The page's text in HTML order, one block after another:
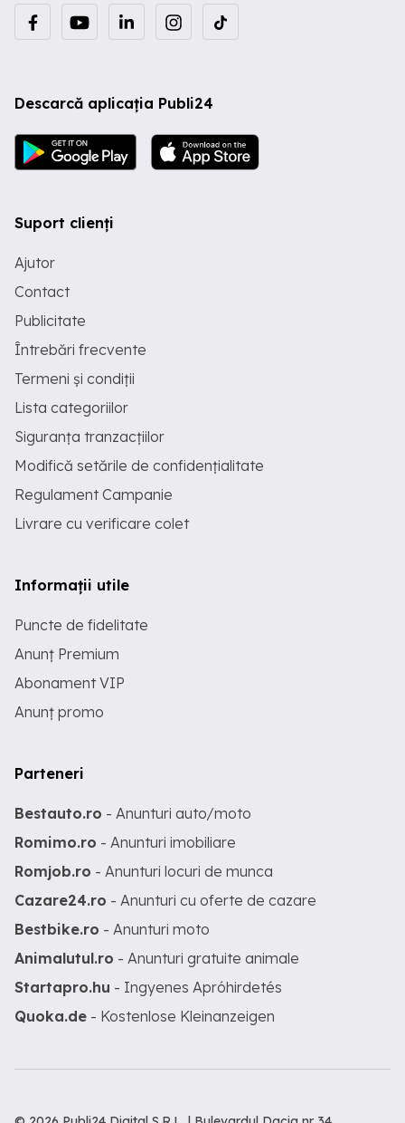
Descarcă aplicația Publi24
Suport clienți
Ajutor
Contact
Publicitate
Întrebări frecvente
Termeni și condiții
Lista categoriilor
Siguranța tranzacțiilor
Modifică setările de confidențialitate
Regulament Campanie
Livrare cu verificare colet
Informații utile
Puncte de fidelitate
Anunț Premium
Abonament VIP
Anunț promo
Parteneri
Bestauto.ro - Anunturi auto/moto
Romimo.ro - Anunturi imobiliare
Romjob.ro - Anunturi locuri de munca
Cazare24.ro - Anunturi cu oferte de cazare
Bestbike.ro - Anunturi moto
Animalutul.ro - Anunturi gratuite animale
Startapro.hu - Ingyenes Apróhirdetés
Quoka.de - Kostenlose Kleinanzeigen